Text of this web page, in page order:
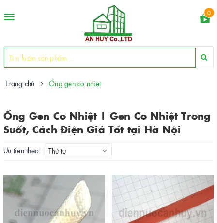
Toggle
0
Trang chủ Ống gen co nhiệt
Ống Gen Co Nhiệt | Gen Co Nhiệt Trong
Suốt, Cách Điện Giá Tốt tại Hà Nội
Ưu tiên theo: Thứ tự